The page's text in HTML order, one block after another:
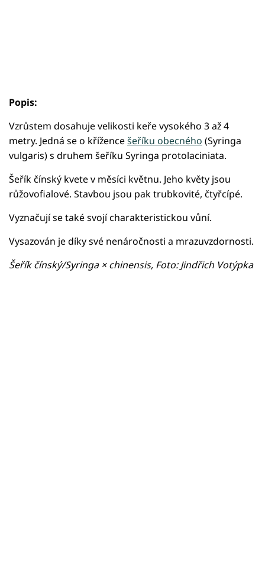
Popis:
Vzrůstem dosahuje velikosti keře vysokého 3 až 4
metry. Jedná se o křížencešeříku obecného (Syringa
vulgaris) s druhem šeříku Syringa protolaciniata.
Šeřík čínský kvete v měsíci květnu. Jeho květy jsou
růžovofialové. Stavbou jsou pak trubkovité, čtyřcípé.
Vyznačují se také svojí charakteristickou vůní.
Vysazován je díky své nenáročnosti a mrazuvzdornosti.
Šeřík čínský/Syringa × chinensis, Foto: Jindřich Votýpka